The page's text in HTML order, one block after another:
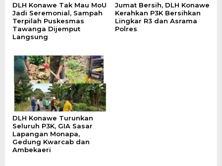
DLH Konawe Tak Mau MoU
Jadi Seremonial, Sampah
Terpilah Puskesmas
Tawanga Dijemput
Langsung
Jumat Bersih, DLH Konawe
Kerahkan P3K Bersihkan
Lingkar R3 dan Asrama
Polres
DLH Konawe Turunkan
Seluruh P3K, GIA Sasar
Lapangan Monapa,
Gedung Kwarcab dan
Ambekaeri